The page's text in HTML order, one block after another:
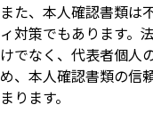
また、本人確認書類は
ィ対策でもあります。
けでなく、代表者個人
め、本人確認書類の信
まります。